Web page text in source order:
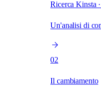
Ricerca Kinsta
Un'analisi di
02
Il cambiamento